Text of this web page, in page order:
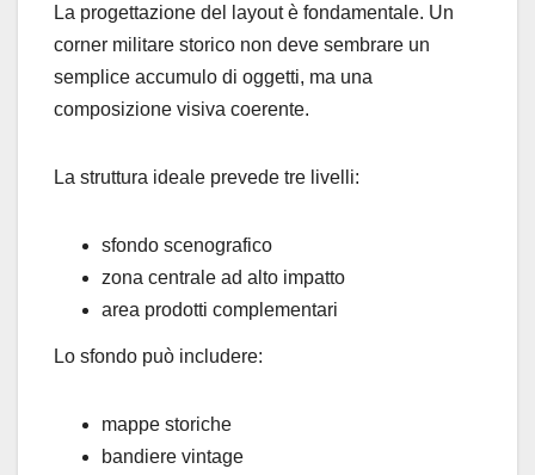
La progettazione del layout è fondamentale. Un
corner militare storico non deve sembrare un
semplice accumulo di oggetti, ma una
composizione visiva coerente.
La struttura ideale prevede tre livelli:
sfondo scenografico
zona centrale ad alto impatto
area prodotti complementari
Lo sfondo può includere:
mappe storiche
bandiere vintage